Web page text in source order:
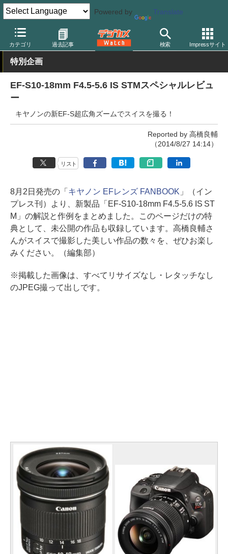
Powered by Translate
カテゴリ 過去記事 検索 Impressサイト
デジカメ Watch レンズ 交換レンズ キヤノン
特別企画
EF-S10-18mm F4.5-5.6 IS STMスペシャルレビュ
ー
キヤノンの新EF-S超広角ズームでスイスを撮る！
Reported by 高橋良輔
（2014/8/27 14:14）
リスト
8月2日発売の「 キヤノン EFレンズ FANBOOK 」（イン
プレス刊）より、新製品「EF-S10-18mm F4.5-5.6 IS ST
M」の解説と作例をまとめました。このページだけの特
典として、未公開の作品も収録しています。高橋良輔さ
んがスイスで撮影した美しい作品の数々を、ぜひお楽し
みください。（編集部）
※掲載した画像は、すべてリサイズなし・レタッチなし
のJPEG撮って出しです。